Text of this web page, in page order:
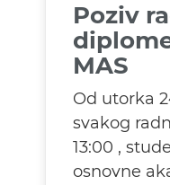
Poziv
MAS
Od utorka
svakog
13:00 ,
osnovne